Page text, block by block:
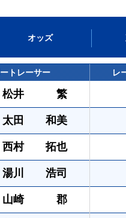
オッズ
トレーサー レ
松井 繁
太田 和美
西村 拓也
湯川 浩司
山崎 郡